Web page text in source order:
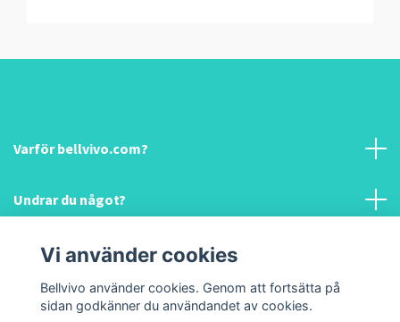
Varför bellvivo.com?
Undrar du något?
Information & hjälp!
Sociala medier
Vi använder cookies
Bellvivo använder cookies. Genom att fortsätta på
sidan godkänner du användandet av cookies.